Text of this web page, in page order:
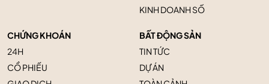
KINH DOANH SỐ
CHỨNG KHOÁN
24H
CỔ PHIẾU
BẤT ĐỘNG SẢN
TIN TỨC
DỰ ÁN